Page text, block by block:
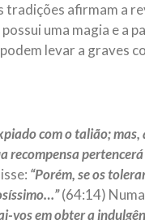
tradições afirmam a
uma magia e a
levar a graves
com o talião;
recompensa
“Porém, se os
(64:14)
vos em obter a